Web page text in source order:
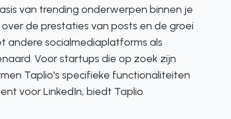
van trending onderwerpen binnen je
de prestaties van posts en de groei
andere socialmediaplatforms als
Voor startups die op zoek zijn
Taplio's specifieke functionaliteiten
voor LinkedIn, biedt Taplio